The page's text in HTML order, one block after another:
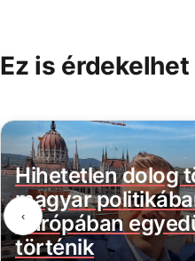
Ez is érdekelhet
‹
Hihetetlen dolog
magyar
Európában
történik